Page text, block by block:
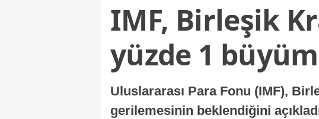
IMF, Birleşik
yüzde 1
Uluslararası Para Fonu (IMF),
gerilemesinin beklendiğini